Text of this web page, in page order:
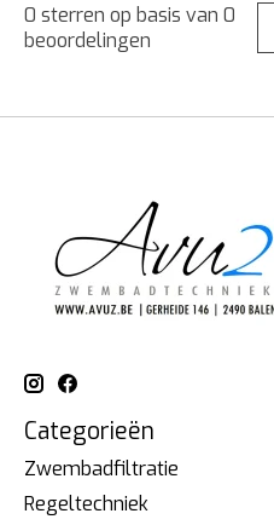
0 sterren op basis van 0
beoordelingen
Categorieën
Zwembadfiltratie
Regeltechniek